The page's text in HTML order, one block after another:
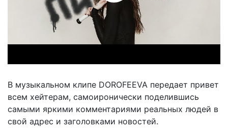
В музыкальном клипе DOROFEEVA передает привет
всем хейтерам, самоиронически поделившись
самыми яркими комментариями реальных людей в
свой адрес и заголовками новостей.